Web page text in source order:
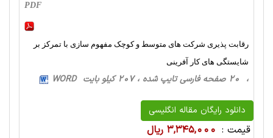
PDF
رقابت پذیری شرکت های متوسط و کوچک مفهوم سازی با تمرکز بر
شایستگی های کار آفرینی
، 20 صفحه فارسی تایپ شده ، 207 کیلو بایت WORD
دانلود رایگان مقاله انگلیسی
قیمت : 3,345,000 ریال